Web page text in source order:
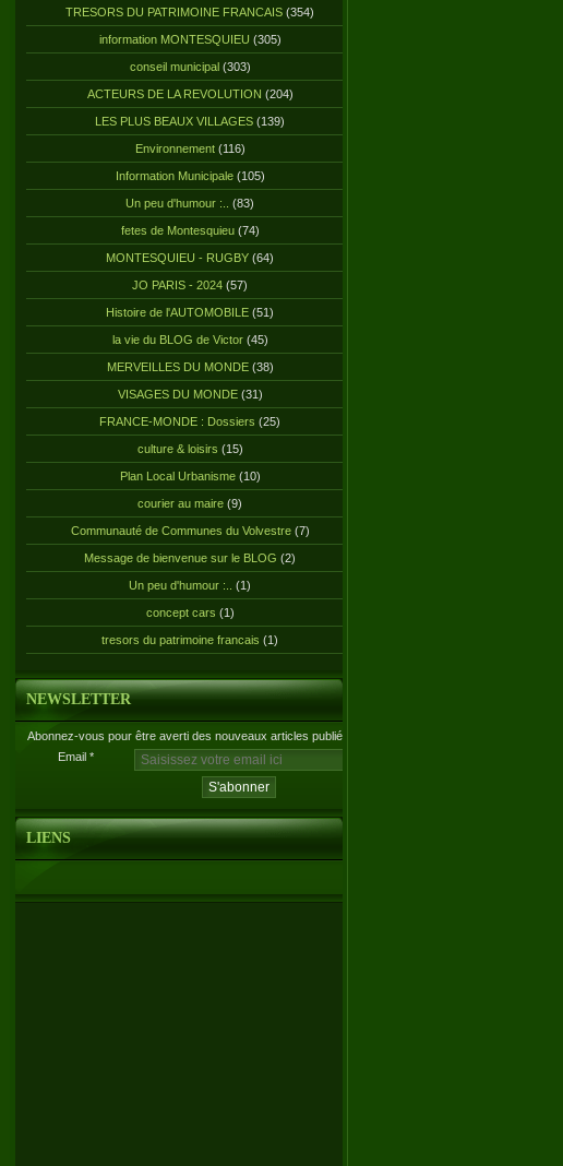
TRESORS DU PATRIMOINE FRANCAIS (354)
information MONTESQUIEU (305)
conseil municipal(303)
ACTEURS DE LA REVOLUTION (204)
LES PLUS BEAUX VILLAGES (139)
Environnement(116)
Information Municipale(105)
Un peu d'humour :.. (83)
fetes de Montesquieu(74)
MONTESQUIEU - RUGBY (64)
JO PARIS - 2024 (57)
Histoire de l'AUTOMOBILE (51)
la vie du BLOG de Victor(45)
MERVEILLES DU MONDE(38)
VISAGES DU MONDE(31)
FRANCE-MONDE : Dossiers (25)
culture & loisirs (15)
Plan Local Urbanisme(10)
courier au maire (9)
Communauté de Communes du Volvestre(7)
Message de bienvenue sur le BLOG (2)
Un peu d'humour :.. (1)
concept cars (1)
tresors du patrimoine francais (1)
NEWSLETTER
Abonnez-vous pour être averti des nouveaux articles publiés.
Email
LIENS